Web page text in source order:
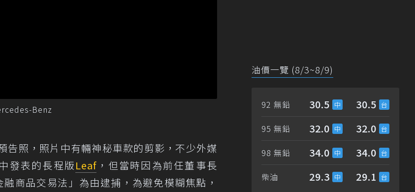
Benz
告照，照片中有輛神秘車款的剪影，不少外媒
發表的長程版Leaf ，但當時因為前任董事長
商品交易法」為由逮捕，為避免模糊焦點，
油價一覽 (8/3~8/9)
92 無鉛 30.5 30.5
95 無鉛 32.0 32.0
98 無鉛 34.0 34.0
柴油 29.3 29.1